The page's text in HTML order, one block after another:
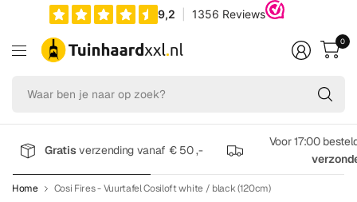
op
0
Gratisverzending vanaf € 50 ,-
Voor 17:00
Home Cosi Fires - Vuurtafel Cosiloft white / black (120cm)